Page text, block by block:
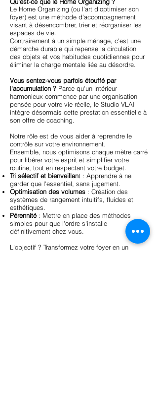
Le Home Organizing (ou l'art d'optimiser son
foyer) est une méthode d'accompagnement
visant à désencombrer, trier et réorganiser les
espaces de vie.
Contrairement à un simple ménage, c'est une
démarche durable qui repense la circulation
des objets et vos habitudes quotidiennes pour
éliminer la charge mentale liée au désordre.
Vous sentez-vous parfois étouffé par
l'accumulation ? Parce qu'un intérieur
harmonieux commence par une organisation
pensée pour votre vie réelle, le Studio VLAI
intègre désormais cette prestation essentielle à
son offre de coaching.
Notre rôle est de vous aider à reprendre le
contrôle sur votre environnement.
Ensemble, nous optimisons chaque mètre carré
pour libérer votre esprit et simplifier votre
routine, tout en respectant votre budget.
Tri sélectif et bienveillant : Apprendre à ne
garder que l'essentiel, sans jugement.
Optimisation des volumes : Création des
systèmes de rangement intuitifs, fluides et
esthétiques.
Pérennité: Mettre en place des méthodes
simples pour que l'ordre s'installe
définitivement chez vous.
L'objectif ? Transformez votre foyer en un